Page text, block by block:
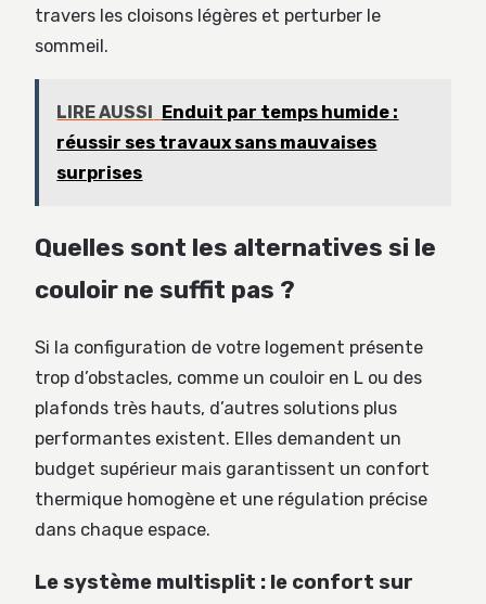
travers les cloisons légères et perturber le
sommeil.
LIRE AUSSI Enduit par temps humide :
réussir ses travaux sans mauvaises
surprises
Quelles sont les alternatives si le
couloir ne suffit pas ?
Si la configuration de votre logement présente
trop d’obstacles, comme un couloir en L ou des
plafonds très hauts, d’autres solutions plus
performantes existent. Elles demandent un
budget supérieur mais garantissent un confort
thermique homogène et une régulation précise
dans chaque espace.
Le système multisplit : le confort sur